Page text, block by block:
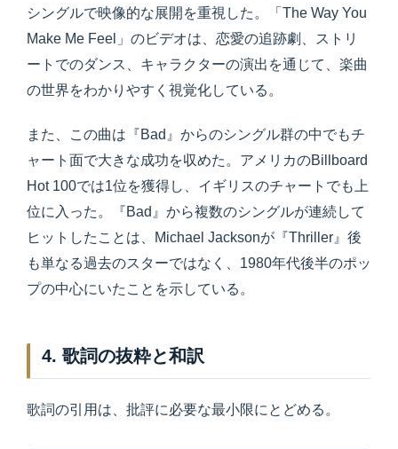
シングルで映像的な展開を重視した。「The Way You
Make Me Feel」のビデオは、恋愛の追跡劇、ストリ
ートでのダンス、キャラクターの演出を通じて、楽曲
の世界をわかりやすく視覚化している。
また、この曲は『Bad』からのシングル群の中でもチ
ャート面で大きな成功を収めた。アメリカのBillboard
Hot 100では1位を獲得し、イギリスのチャートでも上
位に入った。『Bad』から複数のシングルが連続して
ヒットしたことは、Michael Jacksonが『Thriller』後
も単なる過去のスターではなく、1980年代後半のポッ
プの中心にいたことを示している。
4. 歌詞の抜粋と和訳
歌詞の引用は、批評に必要な最小限にとどめる。